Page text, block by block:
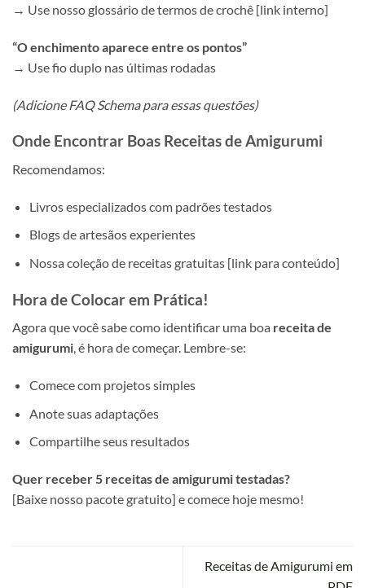
→ Use nosso glossário de termos de crochê [link interno]
“O enchimento aparece entre os pontos”
→ Use fio duplo nas últimas rodadas
(Adicione FAQ Schema para essas questões)
Onde Encontrar Boas Receitas de Amigurumi
Recomendamos:
Livros especializados com padrões testados
Blogs de artesãos experientes
Nossa coleção de receitas gratuitas [link para conteúdo]
Hora de Colocar em Prática!
Agora que você sabe como identificar uma boa receita de
amigurumi, é hora de começar. Lembre-se:
Comece com projetos simples
Anote suas adaptações
Compartilhe seus resultados
Quer receber 5 receitas de amigurumi testadas?
[Baixe nosso pacote gratuito] e comece hoje mesmo!
Receitas de Amigurumi em